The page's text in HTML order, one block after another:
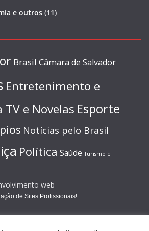
e outros (11)
Brasil Câmara de Salvador
Entretenimento e
e Novelas Esporte
Notícias pelo Brasil
Política Saúde Turismo e
de Sites Profissionais!